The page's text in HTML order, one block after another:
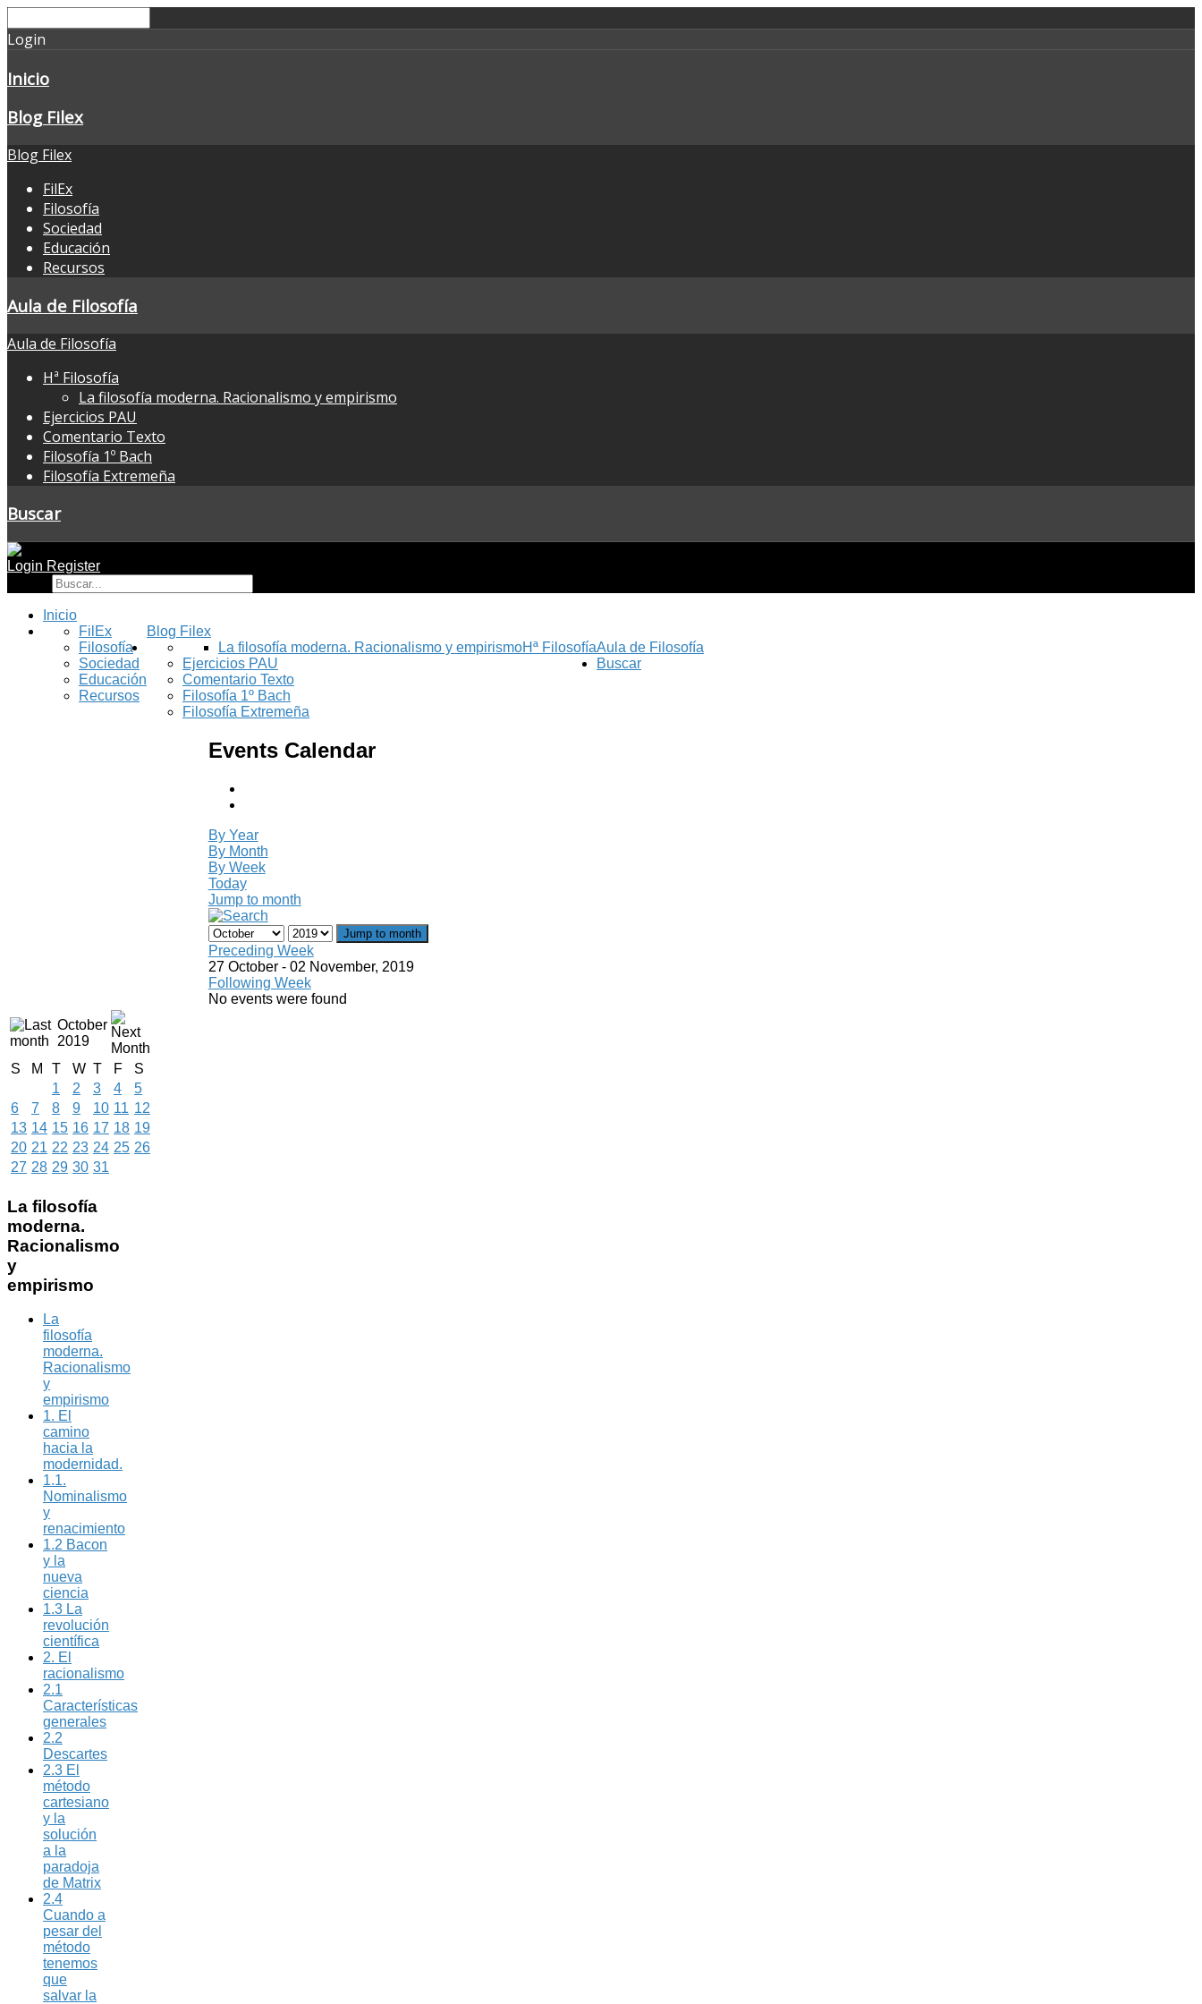
Login
Inicio
Blog Filex
Blog Filex
FilEx
Filosofía
Sociedad
Educación
Recursos
Aula de Filosofía
Aula de Filosofía
Hª Filosofía
La filosofía moderna. Racionalismo y empirismo
Ejercicios PAU
Comentario Texto
Filosofía 1º Bach
Filosofía Extremeña
Buscar
Login Register
Inicio
Blog Filex
FilEx
Filosofía
Sociedad
Educación
Recursos
Aula de Filosofía
Hª Filosofía
La filosofía moderna. Racionalismo y empirismo
Ejercicios PAU
Comentario Texto
Filosofía 1º Bach
Filosofía Extremeña
Buscar
Events Calendar
By Year
By Month
By Week
Today
Jump to month
Jump to month
Preceding Week
27 October - 02 November, 2019
Following Week
No events were found
October
2019
S
M T W T F
S
1
2 3 4
5
6
7 8 9 10 11 12
13 14 15 16 17 18 19
20 21 22 23 24 25 26
27 28 29 30 31
La filosofía
moderna.
Racionalismo
y
empirismo
La
filosofía
moderna.
Racionalismo
y
empirismo
1. El
camino
hacia la
modernidad.
1.1.
Nominalismo
y
renacimiento
1.2 Bacon
y la
nueva
ciencia
1.3 La
revolución
científica
2. El
racionalismo
2.1
Características
generales
2.2
Descartes
2.3 El
método
cartesiano
y la
solución
a la
paradoja
de Matrix
2.4
Cuando a
pesar del
método
tenemos
que
salvar la